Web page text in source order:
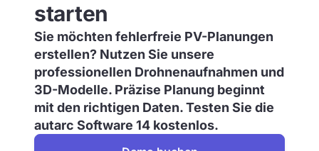
starten
Sie möchten fehlerfreie PV-Planungen
erstellen? Nutzen Sie unsere
professionellen Drohnenaufnahmen und
3D-Modelle. Präzise Planung beginnt
mit den richtigen Daten. Testen Sie die
autarc Software 14 kostenlos.